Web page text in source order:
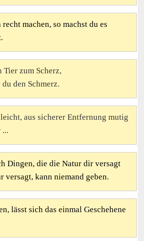
machen, so machst du es
Tier zum Scherz,
den Schmerz.
aus sicherer Entfernung mutig
Dingen, die die Natur dir versagt
versagt, kann niemand geben.
lässt sich das einmal Geschehene